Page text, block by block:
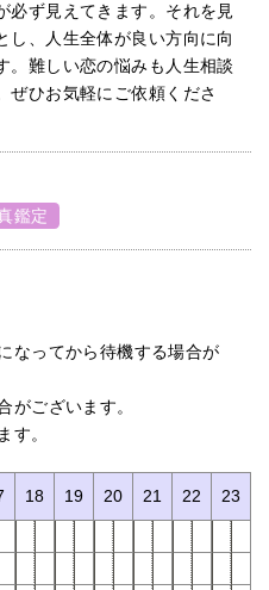
必ず見えてきます。それを見
し、人生全体が良い方向に向
。難しい恋の悩みも人生相談
ぜひお気軽にご依頼くださ
鑑定
なってから待機する場合が
がございます。
す。
18 19 20 21 22 23